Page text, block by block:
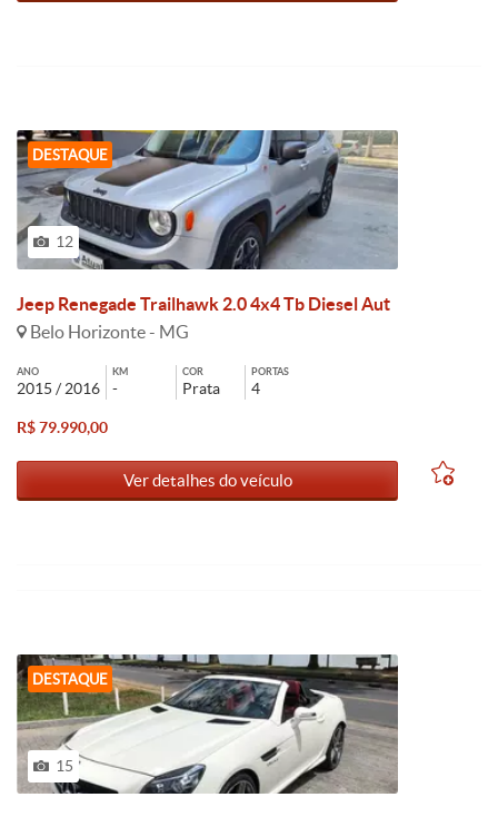
DESTAQUE
12
Jeep Renegade Trailhawk 2.0 4x4 Tb Diesel Aut
Belo Horizonte - MG
ANO
2015 / 2016
KM
-
COR
Prata
PORTAS
4
R$ 79.990,00
Ver detalhes do veículo
DESTAQUE
15